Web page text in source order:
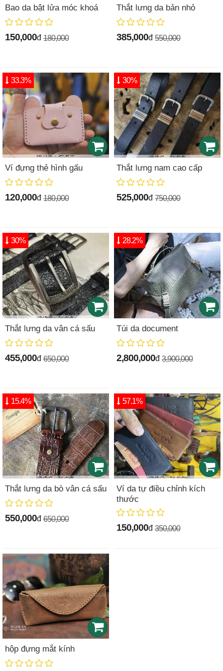
Bao da bật lửa móc khoá
150,000đ 180,000
Thắt lưng da bản nhỏ
385,000đ 550,000
Ví đựng thẻ hình gấu
120,000đ 180,000
33.3%
Thắt lưng nam cao cấp
525,000đ 750,000
30%
Thắt lưng da vân cá sấu
455,000đ 650,000
30%
Túi da document
2,800,000đ 3,900,000
28.2%
Thắt lưng da bò vân cá sấu
550,000đ 650,000
15.4%
Ví da tự điều chỉnh kích
thước
150,000đ 350,000
57.1%
hộp đựng mắt kính